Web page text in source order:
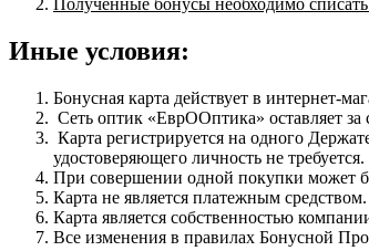
Полученные бонусы необходимо списать
Иные условия:
Бонусная карта действует в интернет-
Сеть оптик «ЕврООптика» оставляет
Карта регистрируется на одного
удостоверяющего личность не требуется.
При совершении одной покупки может
Карта не является платежным средством.
Карта является собственностью
Все изменения в правилах Бонусной